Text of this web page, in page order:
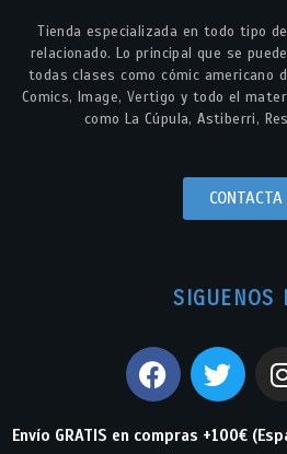
Tienda especializada en todo tipo
relacionado. Lo principal que se
todas clases como cómic americano
Comics, Image, Vertigo y todo el
como La Cúpula, Astiberri,
CONTACTA
SIGUENOS
Envío GRATIS en compras +100€